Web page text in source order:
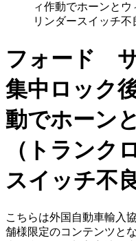
ィ作動でホーンと
リンダースイッチ不
フォード
集中ロック
動でホーン
（トランク
スイッチ不良
こちらは外国自動車輸入
舗様限定のコンテンツとな